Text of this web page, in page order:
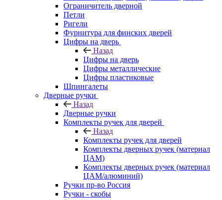
Ограничитель дверной
Петли
Ригели
Фурнитура для финских дверей
Цифры на дверь
Назад
Цифры на дверь
Цифры металлические
Цифры пластиковые
Шпингалеты
Дверные ручки
Назад
Дверные ручки
Комплекты ручек для дверей
Назад
Комплекты ручек для дверей
Комплекты дверных ручек (материал
ЦАМ)
Комплекты дверных ручек (материал
ЦАМ/алюминий)
Ручки пр-во Россия
Ручки - скобы